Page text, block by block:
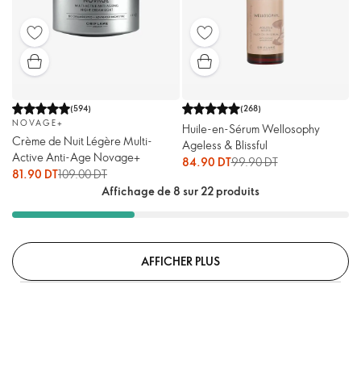
(594)
NOVAGE+
Crème de Nuit Légère Multi-
Active Anti-Age Novage+
81.90 DT109.00 DT
(268)
Huile-en-Sérum Wellosophy
Ageless & Blissful
84.90 DT99.90 DT
Affichage de 8 sur 22 produits
AFFICHER PLUS